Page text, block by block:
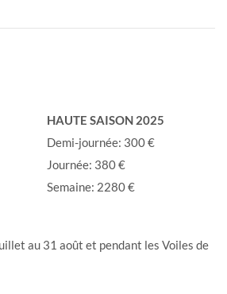
HAUTE SAISON 2025
Demi-journée: 300 €
Journée: 380 €
Semaine: 2280 €
au 31 août et pendant les Voiles de